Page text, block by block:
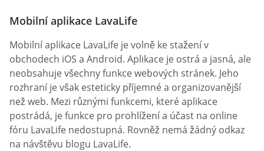
Mobilní aplikace LavaLife
Mobilní aplikace LavaLife je volně ke stažení v
obchodech iOS a Android. Aplikace je ostrá a jasná, ale
neobsahuje všechny funkce webových stránek. Jeho
rozhraní je však esteticky příjemné a organizovanější
než web. Mezi různými funkcemi, které aplikace
postrádá, je funkce pro prohlížení a účast na online
fóru LavaLife nedostupná. Rovněž nemá žádný odkaz
na návštěvu blogu LavaLife.